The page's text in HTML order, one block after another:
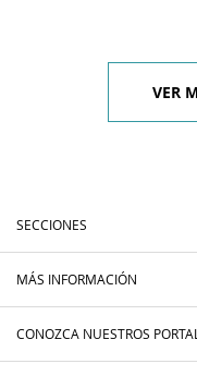
VER
SECCIONES
MÁS INFORMACIÓN
CONOZCA NUESTROS